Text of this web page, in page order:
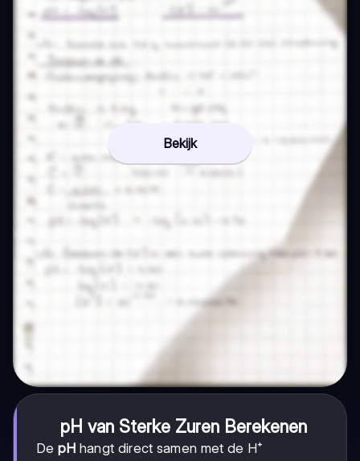
Bekijk
pH van Sterke Zuren Berekenen
De pH hangt direct samen met de H⁺